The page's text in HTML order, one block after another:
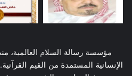
الإنسانية المستمدة من القيم